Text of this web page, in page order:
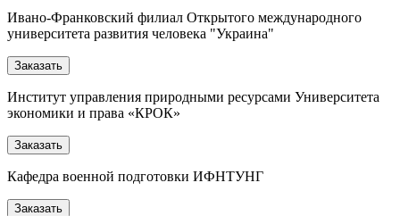
Ивано-Франковский филиал Открытого международного
университета развития человека "Украина"
Заказать
Институт управления природными ресурсами Университета
экономики и права «КРОК»
Заказать
Кафедра военной подготовки ИФНТУНГ
Заказать